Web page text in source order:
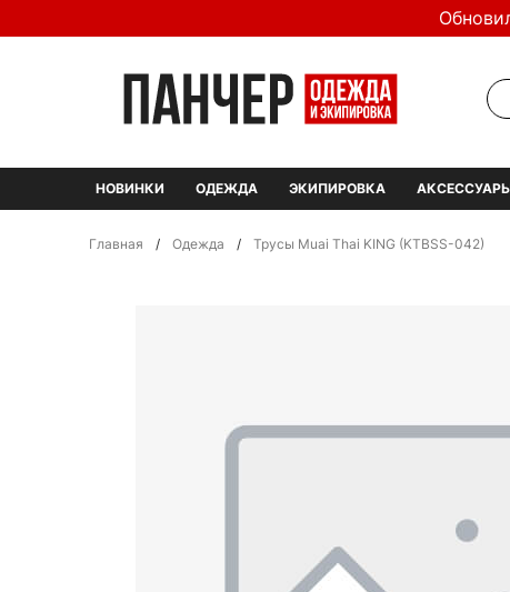
НОВИНКИ ОДЕЖДА ЭКИПИРОВКА
Главная / Одежда / Трусы Muai Thai KING (KTBSS-042)